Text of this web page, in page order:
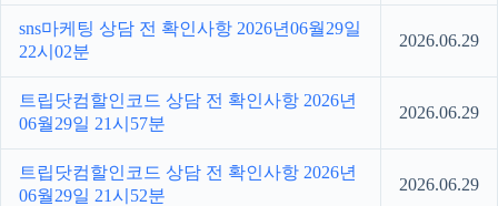
sns마케팅 상담 전 확인사항 2026년06월29일
22시02분
2026.06.29
트립닷컴할인코드 상담 전 확인사항 2026년
06월29일 21시57분
2026.06.29
트립닷컴할인코드 상담 전 확인사항 2026년
06월29일 21시52분
2026.06.29